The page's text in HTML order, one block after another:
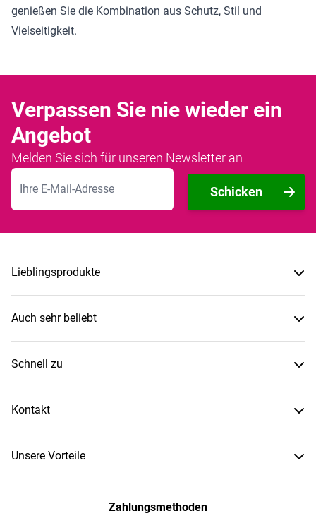
genießen Sie die Kombination aus Schutz, Stil und
Vielseitigkeit.
Verpassen Sie nie wieder ein
Angebot
Melden Sie sich für unseren Newsletter an
E-Mailadresse
Schicken
Lieblingsprodukte
Auch sehr beliebt
Schnell zu
Kontakt
Unsere Vorteile
Zahlungsmethoden